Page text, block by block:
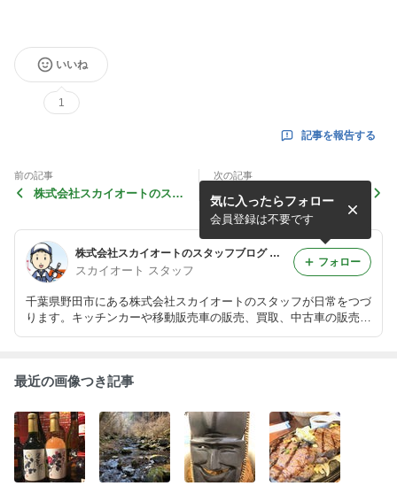
いいね
1
記事を報告する
前の記事
株式会社スカイオートのスタ
次の記事
株式会社スカイオートのスタ
ッフブログ キッチンカー 移
動販売車 販売 買取 中古
株式会社スカイオートのスタッフブログ キッチンカー 移動販売車 販売 買取 中古
スカイオート スタッフ
千葉県野田市にある株式会社スカイオートのスタッフが日常をつづ
ります。キッチンカーや移動販売車の販売、買取、中古車の販売も
行っておりますので在庫情報等も掲載していきます
気に入ったらフォロー
会員登録は不要です
フォロー
最近の画像つき記事